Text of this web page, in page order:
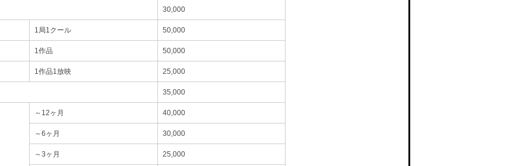
30,000
1局1クール 50,000
1作品 50,000
1作品1放映 25,000
35,000
～12ヶ月 40,000
～6ヶ月 30,000
～3ヶ月 25,000